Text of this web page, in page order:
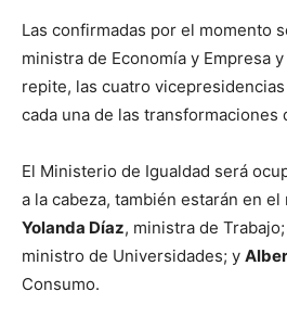
Las confirmadas por el momento
ministra de Economía y Empresa y
repite, las cuatro
cada una de las transformaciones
El Ministerio de Igualdad será
a la cabeza, también estarán en
Yolanda Díaz, ministra de Trabajo;
ministro de Universidades; y
Consumo.